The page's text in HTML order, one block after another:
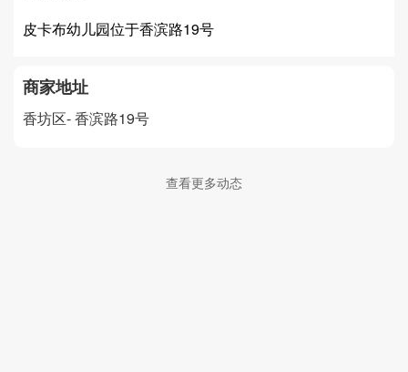
皮卡布幼儿园位于香滨路19号
商家地址
香坊区-香滨路19号
查看更多动态